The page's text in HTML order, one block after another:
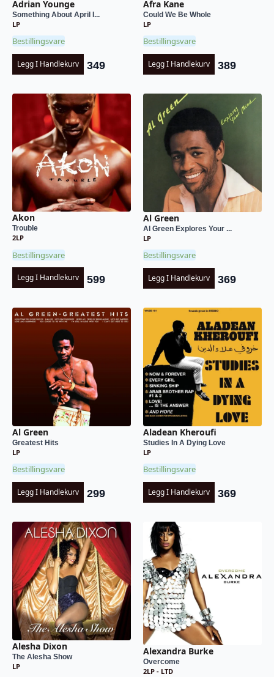
Adrian Younge
Something About April I...
LP
Bestillingsvare
Legg I Handlekurv 349
Afra Kane
Could We Be Whole
LP
Bestillingsvare
Legg I Handlekurv 389
Akon
Trouble
2LP
Bestillingsvare
Legg I Handlekurv 599
Al Green
Al Green Explores Your ...
LP
Bestillingsvare
Legg I Handlekurv 369
Al Green
Greatest Hits
LP
Bestillingsvare
Legg I Handlekurv 299
Aladean Kheroufi
Studies In A Dying Love
LP
Bestillingsvare
Legg I Handlekurv 369
Alesha Dixon
The Alesha Show
LP
Alexandra Burke
Overcome
2LP - LTD